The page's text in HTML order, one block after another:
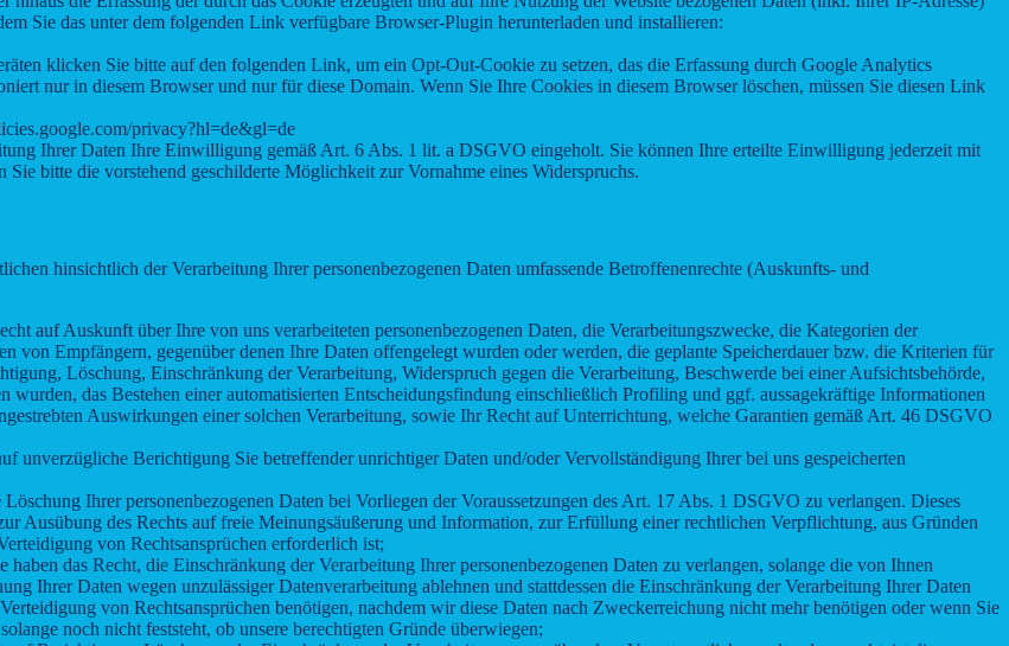
Sie das unter dem folgenden Link verfügbare Browser-Plugin herunterladen und installieren:
klicken Sie bitte auf den folgenden Link, um ein Opt-Out-Cookie zu setzen, das die Erfassung durch Google Analytics
nur in diesem Browser und nur für diese Domain. Wenn Sie Ihre Cookies in diesem Browser löschen, müssen Sie diesen Link
privacy?hl=de&gl=de
Ihrer Daten Ihre Einwilligung gemäß Art. 6 Abs. 1 lit. a DSGVO eingeholt. Sie können Ihre erteilte Einwilligung jederzeit mit
bitte die vorstehend geschilderte Möglichkeit zur Vornahme eines Widerspruchs.
hinsichtlich der Verarbeitung Ihrer personenbezogenen Daten umfassende Betroffenenrechte (Auskunfts- und
auf Auskunft über Ihre von uns verarbeiteten personenbezogenen Daten, die Verarbeitungszwecke, die Kategorien der
von Empfängern, gegenüber denen Ihre Daten offengelegt wurden oder werden, die geplante Speicherdauer bzw. die Kriterien für
Löschung, Einschränkung der Verarbeitung, Widerspruch gegen die Verarbeitung, Beschwerde bei einer Aufsichtsbehörde,
das Bestehen einer automatisierten Entscheidungsfindung einschließlich Profiling und ggf. aussagekräftige Informationen
Auswirkungen einer solchen Verarbeitung, sowie Ihr Recht auf Unterrichtung, welche Garantien gemäß Art. 46 DSGVO
unverzügliche Berichtigung Sie betreffender unrichtiger Daten und/oder Vervollständigung Ihrer bei uns gespeicherten
Ihrer personenbezogenen Daten bei Vorliegen der Voraussetzungen des Art. 17 Abs. 1 DSGVO zu verlangen. Dieses
Ausübung des Rechts auf freie Meinungsäußerung und Information, zur Erfüllung einer rechtlichen Verpflichtung, aus Gründen
von Rechtsansprüchen erforderlich ist;
das Recht, die Einschränkung der Verarbeitung Ihrer personenbezogenen Daten zu verlangen, solange die von Ihnen
Ihrer Daten wegen unzulässiger Datenverarbeitung ablehnen und stattdessen die Einschränkung der Verarbeitung Ihrer Daten
von Rechtsansprüchen benötigen, nachdem wir diese Daten nach Zweckerreichung nicht mehr benötigen oder wenn Sie
noch nicht feststeht, ob unsere berechtigten Gründe überwiegen;